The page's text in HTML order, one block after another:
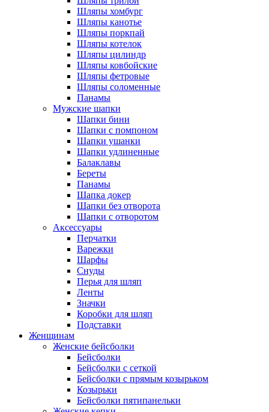
Шляпы хомбург
Шляпы канотье
Шляпы поркпай
Шляпы котелок
Шляпы цилиндр
Шляпы ковбойские
Шляпы фетровые
Шляпы соломенные
Панамы
Мужские шапки
Шапки бини
Шапки с помпоном
Шапки ушанки
Шапки удлиненные
Балаклавы
Береты
Панамы
Шапка докер
Шапки без отворота
Шапки с отворотом
Аксессуары
Перчатки
Варежки
Шарфы
Снуды
Перья для шляп
Ленты
Значки
Коробки для шляп
Подставки
Женщинам
Женские бейсболки
Бейсболки
Бейсболки с сеткой
Бейсболки с прямым козырьком
Козырьки
Бейсболки пятипанельки